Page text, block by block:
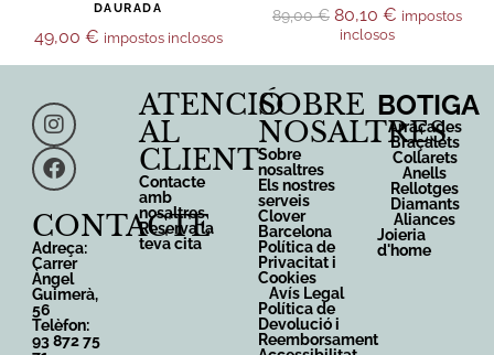
DAURADA
49,00 € impostos inclosos
89,00€ 80,10 € impostos
inclosos
CONTACTE
Adreça:
Carrer
Àngel
Guimerà,
56
Telèfon:
93 872 75
ATENCIÓ
AL
CLIENT
Contacte
amb
nosaltres
Reserva la
teva cita
SOBRE
NOSALTRES
Sobre
nosaltres
Els nostres
serveis
Clover
Barcelona
Política de
Privacitat i
Cookies
Avís Legal
Política de
Devolució i
Reemborsament
BOTIGA
Arracades
Braçalets
Collarets
Anells
Rellotges
Diamants
Aliances
Joieria
d'home